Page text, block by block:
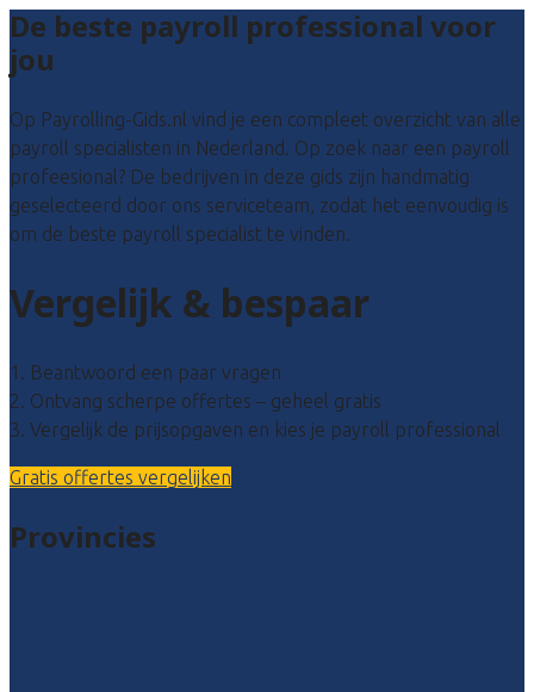
De beste payroll professional voor
jou
Op Payrolling-Gids.nl vind je een compleet overzicht van alle
payroll specialisten in Nederland. Op zoek naar een payroll
profeesional? De bedrijven in deze gids zijn handmatig
geselecteerd door ons serviceteam, zodat het eenvoudig is
om de beste payroll specialist te vinden.
Vergelijk & bespaar
1. Beantwoord een paar vragen
2. Ontvang scherpe offertes – geheel gratis
3. Vergelijk de prijsopgaven en kies je payroll professional
Gratis offertes vergelijken
Provincies